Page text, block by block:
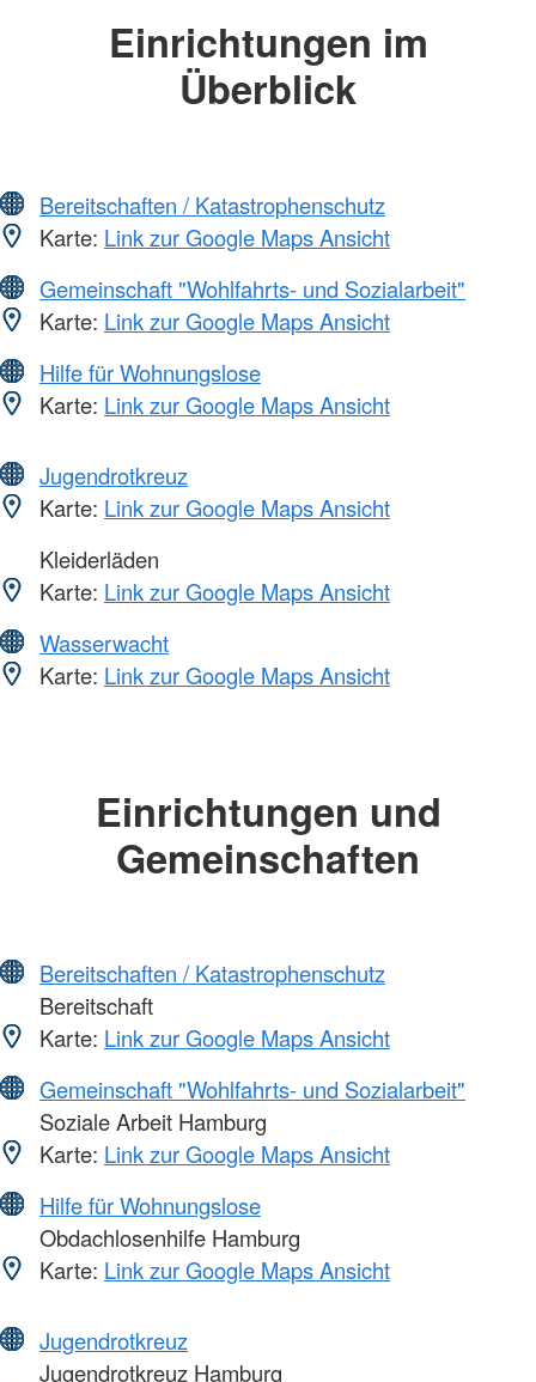
Einrichtungen im
Überblick
Bereitschaften / Katastrophenschutz
Karte: Link zur Google Maps Ansicht
Gemeinschaft "Wohlfahrts- und Sozialarbeit"
Karte: Link zur Google Maps Ansicht
Hilfe für Wohnungslose
Karte: Link zur Google Maps Ansicht
Jugendrotkreuz
Karte: Link zur Google Maps Ansicht
Kleiderläden
Karte: Link zur Google Maps Ansicht
Wasserwacht
Karte: Link zur Google Maps Ansicht
Einrichtungen und
Gemeinschaften
Bereitschaften / Katastrophenschutz
Bereitschaft
Karte: Link zur Google Maps Ansicht
Gemeinschaft "Wohlfahrts- und Sozialarbeit"
Soziale Arbeit Hamburg
Karte: Link zur Google Maps Ansicht
Hilfe für Wohnungslose
Obdachlosenhilfe Hamburg
Karte: Link zur Google Maps Ansicht
Jugendrotkreuz
Jugendrotkreuz Hamburg